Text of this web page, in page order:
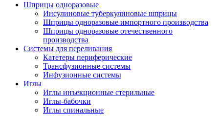
Шприцы одноразовые
Инсулиновые туберкулиновые шприцы
Шприцы одноразовые импортного производства
Шприцы одноразовые отечественного
производства
Системы для переливания
Катетеры периферические
Трансфузионные системы
Инфузионные системы
Иглы
Иглы инъекционные стерильные
Иглы-бабочки
Иглы спинальные